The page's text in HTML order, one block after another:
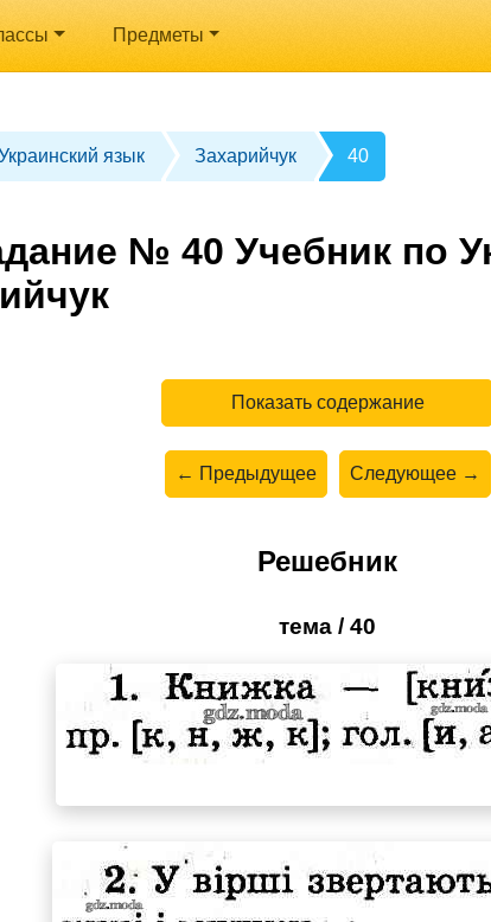
Предметы
язык Захарийчук 40
№ 40 Учебник по
Показать содержание
← Предыдущее Следующее →
Решебник
тема / 40